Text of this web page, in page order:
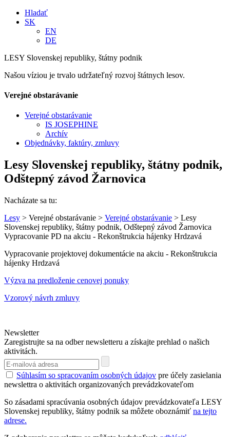
Hladať
SK
EN
DE
LESY Slovenskej republiky, štátny podnik
Našou víziou je trvalo udržateľný rozvoj štátnych lesov.
Verejné obstarávanie
Verejné obstarávanie
IS JOSEPHINE
Archív
Objednávky, faktúry, zmluvy
Lesy Slovenskej republiky, štátny podnik,
Odštepný závod Žarnovica
Nacházate sa tu:
Lesy > Verejné obstarávanie > Verejné obstarávanie > Lesy
Slovenskej republiky, štátny podnik, Odštepný závod Žarnovica
Vypracovanie PD na akciu - Rekonštrukcia hájenky Hrdzavá
Vypracovanie projektovej dokumentácie na akciu - Rekonštrukcia
hájenky Hrdzavá
Výzva na predloženie cenovej ponuky
Vzorový návrh zmluvy
Newsletter
Zaregistrujte sa na odber newsletteru a získajte prehlad o našich
aktivitách.
Súhlasím so spracovaním osobných údajov pre účely zasielania
newslettra o aktivitách organizovaných prevádzkovateľom
So zásadami spracúvania osobných údajov prevádzkovateľa LESY
Slovenskej republiky, štátny podnik sa môžete oboznámiť na tejto
adrese.